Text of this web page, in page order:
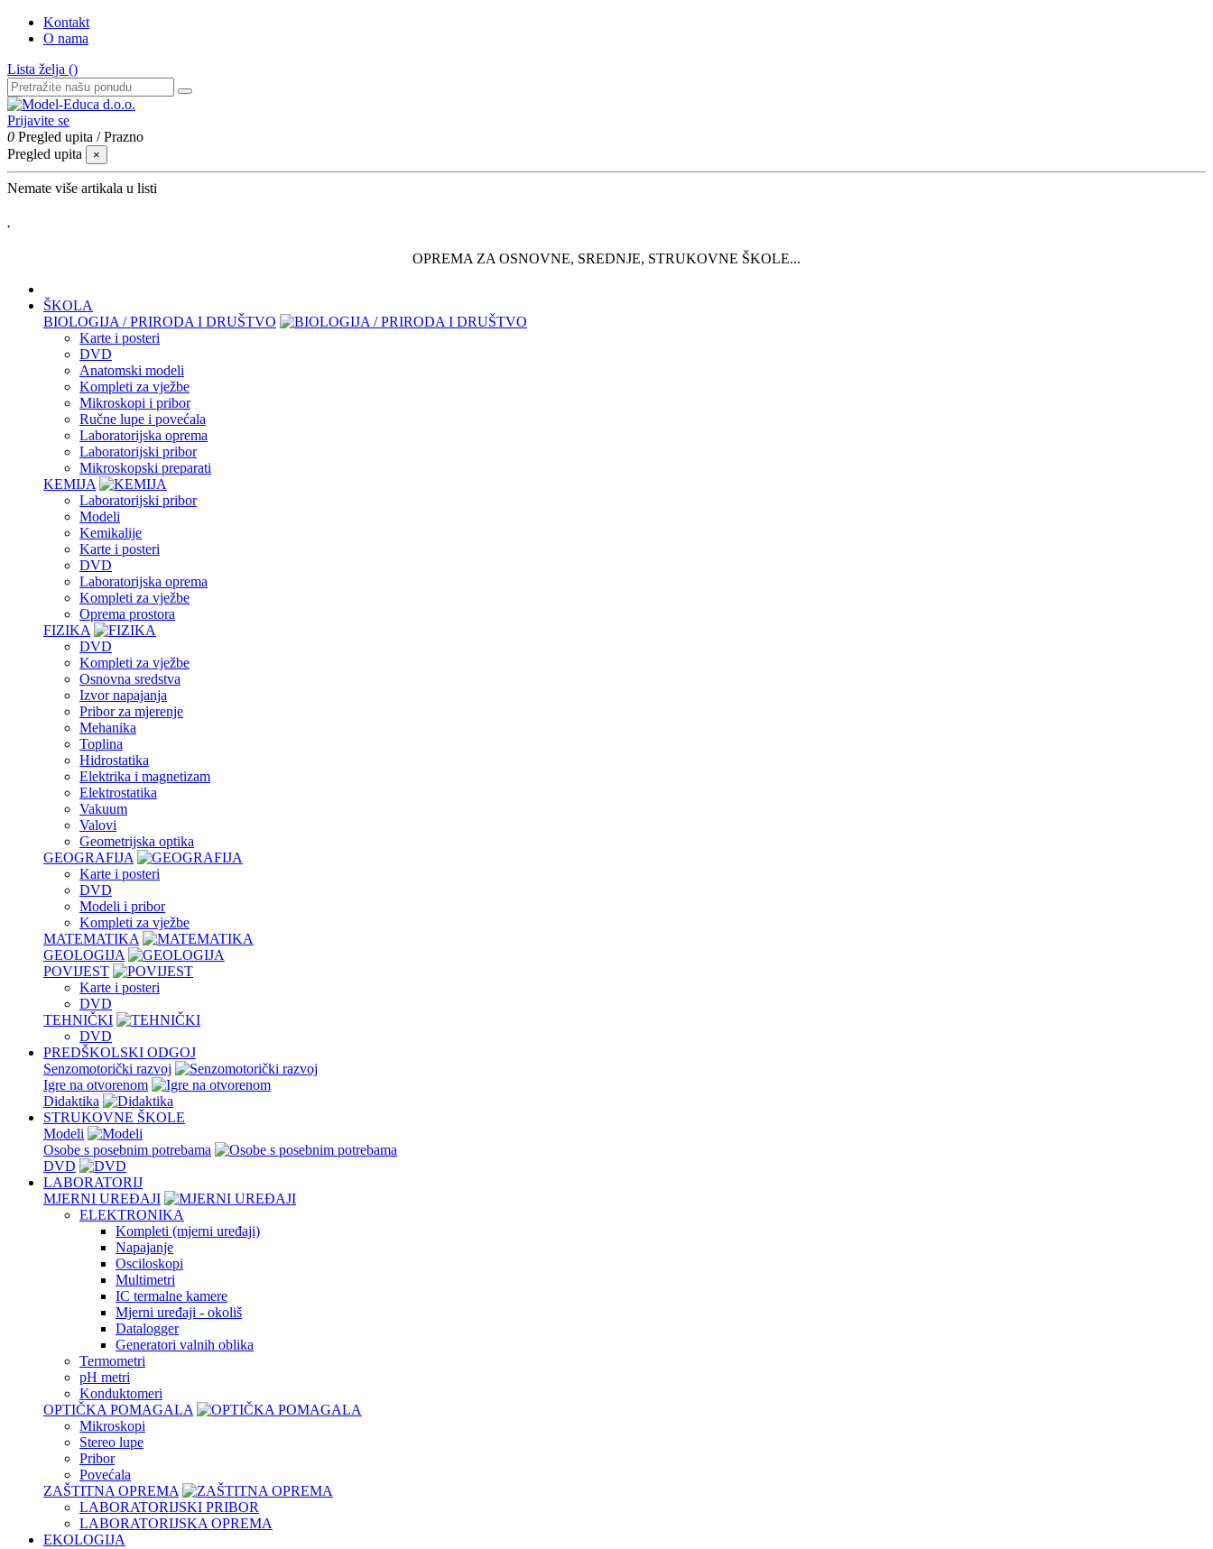
Kontakt
O nama
Lista želja ()
Prijavite se
0 Pregled upita /Prazno
Pregled upita
×
Nemate više artikala u listi
.
OPREMA ZA OSNOVNE, SREDNJE, STRUKOVNE ŠKOLE...
ŠKOLA
BIOLOGIJA / PRIRODA I DRUŠTVO
Karte i posteri
DVD
Anatomski modeli
Kompleti za vježbe
Mikroskopi i pribor
Ručne lupe i povećala
Laboratorijska oprema
Laboratorijski pribor
Mikroskopski preparati
KEMIJA
Laboratorijski pribor
Modeli
Kemikalije
Karte i posteri
DVD
Laboratorijska oprema
Kompleti za vježbe
Oprema prostora
FIZIKA
DVD
Kompleti za vježbe
Osnovna sredstva
Izvor napajanja
Pribor za mjerenje
Mehanika
Toplina
Hidrostatika
Elektrika i magnetizam
Elektrostatika
Vakuum
Valovi
Geometrijska optika
GEOGRAFIJA
Karte i posteri
DVD
Modeli i pribor
Kompleti za vježbe
MATEMATIKA
GEOLOGIJA
POVIJEST
Karte i posteri
DVD
TEHNIČKI
DVD
PREDŠKOLSKI ODGOJ
Senzomotorički razvoj
Igre na otvorenom
Didaktika
STRUKOVNE ŠKOLE
Modeli
Osobe s posebnim potrebama
DVD
LABORATORIJ
MJERNI UREĐAJI
ELEKTRONIKA
Kompleti (mjerni uređaji)
Napajanje
Osciloskopi
Multimetri
IC termalne kamere
Mjerni uređaji - okoliš
Datalogger
Generatori valnih oblika
Termometri
pH metri
Konduktomeri
OPTIČKA POMAGALA
Mikroskopi
Stereo lupe
Pribor
Povećala
ZAŠTITNA OPREMA
LABORATORIJSKI PRIBOR
LABORATORIJSKA OPREMA
EKOLOGIJA